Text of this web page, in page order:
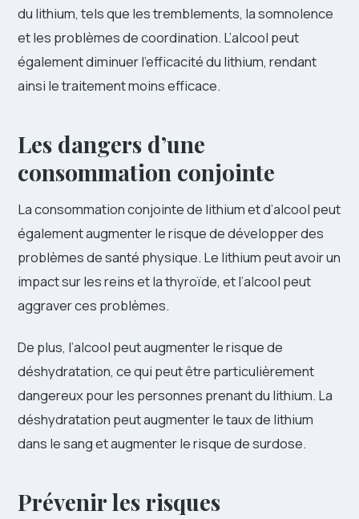
du lithium, tels que les tremblements, la somnolence
et les problèmes de coordination. L’alcool peut
également diminuer l’efficacité du lithium, rendant
ainsi le traitement moins efficace.
Les dangers d’une
consommation conjointe
La consommation conjointe de lithium et d’alcool peut
également augmenter le risque de développer des
problèmes de santé physique. Le lithium peut avoir un
impact sur les reins et la thyroïde, et l’alcool peut
aggraver ces problèmes.
De plus, l’alcool peut augmenter le risque de
déshydratation, ce qui peut être particulièrement
dangereux pour les personnes prenant du lithium. La
déshydratation peut augmenter le taux de lithium
dans le sang et augmenter le risque de surdose.
Prévenir les risques